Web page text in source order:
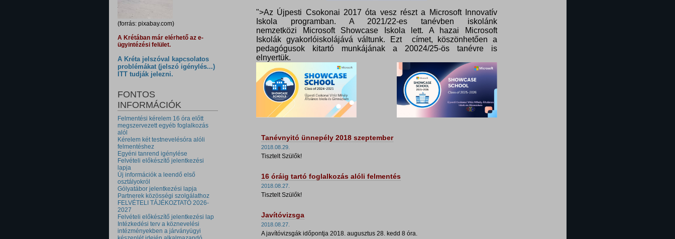
(forrás: pixabay.com)
A Krétában már elérhető az e-
ügyintézési felület.
A Kréta jelszóval kapcsolatos
problémákat (jelszó igénylés...)
ITT tudják jelezni.
FONTOS
INFORMÁCIÓK
Felmentési kérelem 16 óra előtt
megszervezett egyéb foglalkozás
alól
Kérelem két testnevelésóra alóli
felmentéshez
Egyéni tanrend igénylése
Felvételi előkészítő jelentkezési
lapja
Új információk a leendő első
osztályokról
Gólyatábor jelentkezési lapja
Partnerek közösségi szolgálathoz
FELVÉTELI TÁJÉKOZTATÓ 2026-
2027
Felvételi előkészítő jelentkezési lap
Intézkedési terv a köznevelési
intézményekben a járványügyi
">Az Újpesti Csokonai 2017 óta vesz részt a Microsoft Innovatív
Iskola programban. A 2021/22-es tanévben iskolánk
nemzetközi Microsoft Showcase Iskola lett. A hazai Microsoft
Iskolák gyakorlóiskolájává váltunk. Ezt címet, köszönhetően a
pedagógusok kitartó munkájának a 20024/25-ös tanévre is
elnyertük.
Tanévnyitó ünnepély 2018 szeptember
2018.08.29.
Tisztelt Szülők!
16 óráig tartó foglalkozás alóli felmentés
2018.08.27.
Tisztelt Szülők!
Javítóvizsga
2018.08.27.
A javítóvizsgák időpontja 2018. augusztus 28. kedd 8 óra.